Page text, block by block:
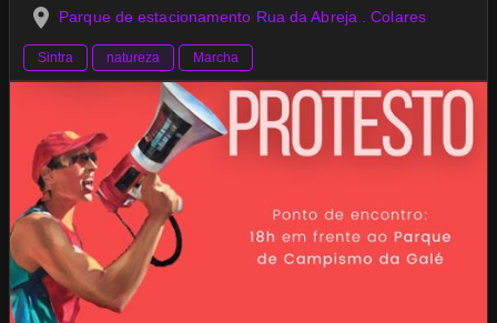
Parque de estacionamento Rua da Abreja . Colares
Sintra natureza Marcha